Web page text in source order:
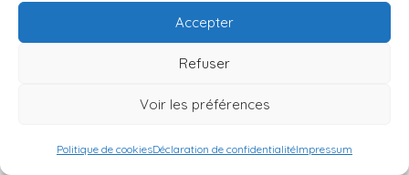
Accepter
Refuser
Voir les préférences
Politique de cookiesDéclaration de confidentialitéImpressum
à jour et précises, nous ne garantissons pas
l'exhaustivité, l'exactitude ou l'actualité des
contenus proposés. L'investissement et
l'expatriation comportant des risques, nous
ou dommages éventuels découlant de